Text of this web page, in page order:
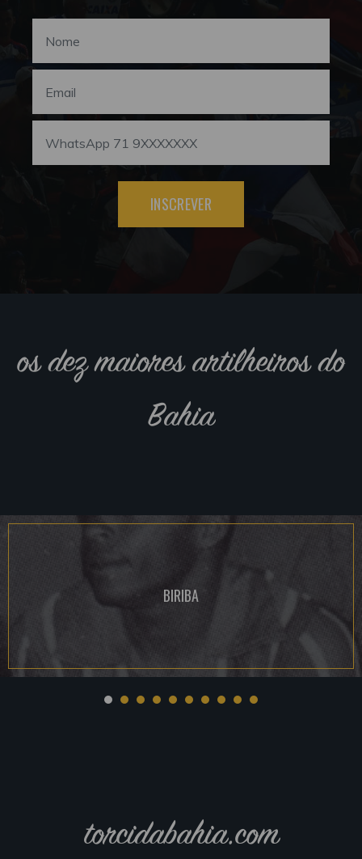
INSCREVER
os dez maiores artilheiros do
Bahia
BIRIBA
torcidabahia.com